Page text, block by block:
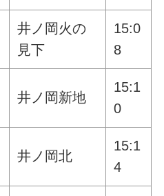
井ノ岡火の
見下
15:0
8
井ノ岡新地
15:1
0
井ノ岡北
15:1
4